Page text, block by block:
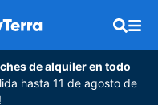
de alquiler en todo
hasta 11 de agosto de